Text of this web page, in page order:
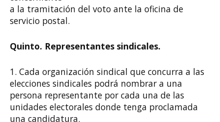
a la tramitación del voto ante la oficina de
servicio postal.
Quinto. Representantes sindicales.
1. Cada organización sindical que concurra a las
elecciones sindicales podrá nombrar a una
persona representante por cada una de las
unidades electorales donde tenga proclamada
una candidatura.